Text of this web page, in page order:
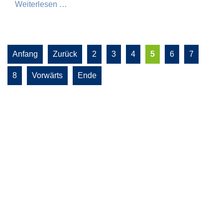
Weiterlesen …
Anfang Zurück 2 3 4 5 6 7
8 Vorwärts Ende